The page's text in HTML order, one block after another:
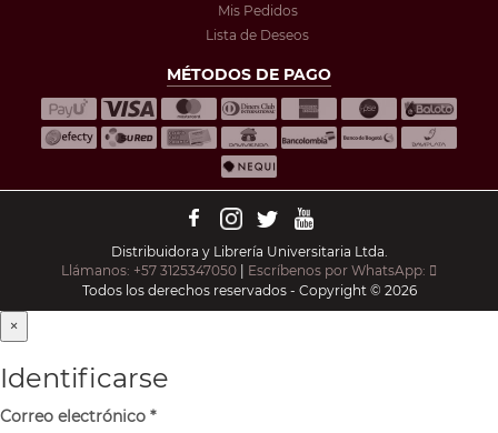
Mis Pedidos
Lista de Deseos
MÉTODOS DE PAGO
Distribuidora y Librería Universitaria Ltda.
Llámanos: +57 3125347050 | Escríbenos por WhatsApp:
Todos los derechos reservados - Copyright © 2026
×
Identificarse
Correo electrónico *